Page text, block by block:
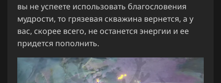
вы не успеете использовать благословения
мудрости, то грязевая скважина вернется, а у
вас, скорее всего, не останется энергии и ее
придется пополнить.